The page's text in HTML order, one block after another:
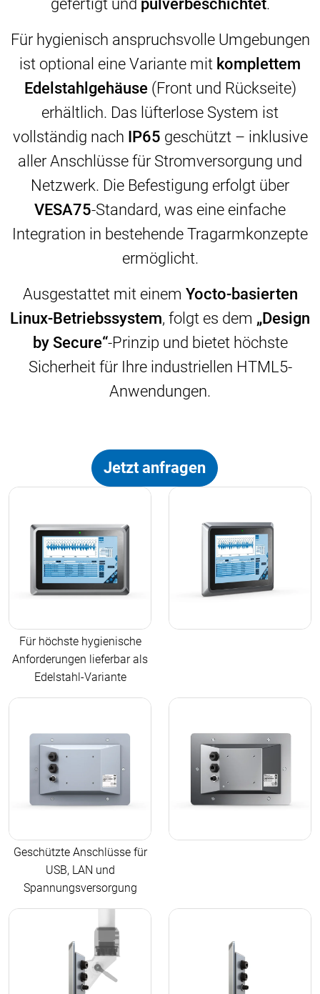
gefertigt und pulverbeschichtet.
Für hygienisch anspruchsvolle Umgebungen
ist optional eine Variante mit komplettem
Edelstahlgehäuse(Front und Rückseite)
erhältlich. Das lüfterlose System ist
vollständig nach
IP65 geschützt – inklusive
aller Anschlüsse für Stromversorgung und
Netzwerk. Die Befestigung erfolgt über
VESA75-Standard, was eine einfache
Integration in bestehende Tragarmkonzepte
ermöglicht.
Ausgestattet mit einem Yocto-basierten
Linux-Betriebssystem, folgt es dem „Design
by Secure“-Prinzip und bietet höchste
Sicherheit für Ihre industriellen HTML5-
Anwendungen.
Jetzt anfragen
Für höchste hygienische
Anforderungen lieferbar als
Edelstahl-Variante
Geschützte Anschlüsse für
USB, LAN und
Spannungsversorgung